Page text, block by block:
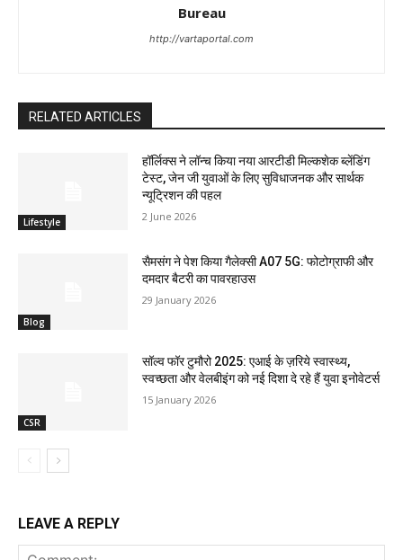
Bureau
http://vartaportal.com
RELATED ARTICLES
Lifestyle
हॉर्लिक्स ने लॉन्च किया नया आरटीडी मिल्कशेक ब्लेंडिंग
टेस्ट, जेन जी युवाओं के लिए सुविधाजनक और सार्थक
न्यूट्रिशन की पहल
2 June 2026
Blog
सैमसंग ने पेश किया गैलेक्सी A07 5G: फोटोग्राफी और
दमदार बैटरी का पावरहाउस
29 January 2026
CSR
सॉल्व फॉर टुमौरो 2025: एआई के ज़रिये स्वास्थ्य,
स्वच्छता और वेलबीइंग को नई दिशा दे रहे हैं युवा इनोवेटर्स
15 January 2026
LEAVE A REPLY